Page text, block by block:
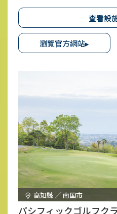
揮桿。餐廳的羊肉燒烤吃到飽廣受好
適的練習場，非球員也可輕鬆享受，
查看設
瀏覽官方網站▸
高知縣 ／ 南国市
パシフィックゴルフク